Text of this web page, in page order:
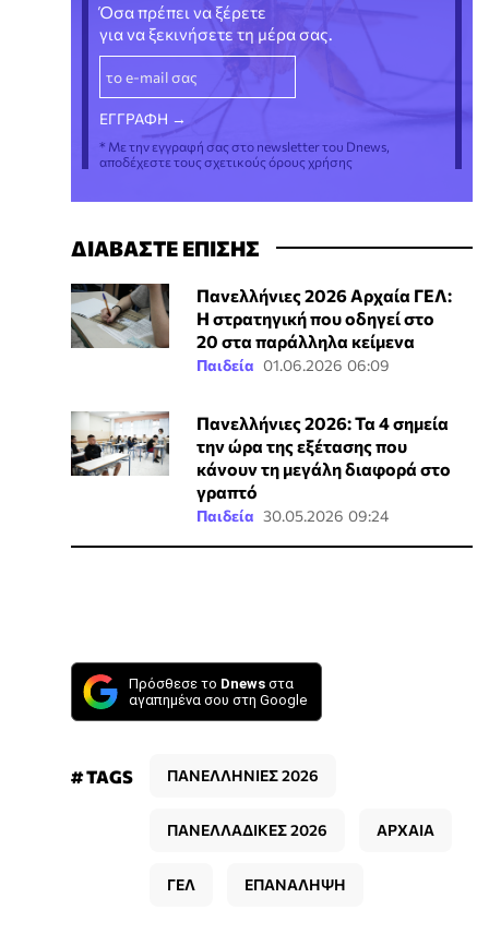
Όσα πρέπει να ξέρετε
για να ξεκινήσετε τη μέρα σας.
* Με την εγγραφή σας στο newsletter του Dnews,
αποδέχεστε τους σχετικούς όρους χρήσης
ΔΙΑΒΑΣΤΕ ΕΠΙΣΗΣ
Πανελλήνιες 2026 Αρχαία ΓΕΛ:
Η στρατηγική που οδηγεί στο
20 στα παράλληλα κείμενα
Παιδεία 01.06.2026 06:09
Πανελλήνιες 2026: Τα 4 σημεία
την ώρα της εξέτασης που
κάνουν τη μεγάλη διαφορά στο
γραπτό
Παιδεία 30.05.2026 09:24
Πρόσθεσε το Dnews στα
αγαπημένα σου στη Google
# TAGS ΠΑΝΕΛΛΗΝΙΕΣ 2026
ΠΑΝΕΛΛΑΔΙΚΕΣ 2026 ΑΡΧΑΙΑ
ΓΕΛ ΕΠΑΝΑΛΗΨΗ